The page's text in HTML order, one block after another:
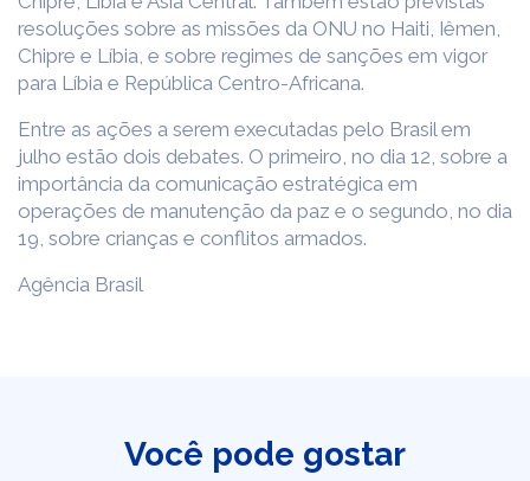
resoluções sobre as missões da ONU no Haiti, Iêmen,
Chipre e Líbia, e sobre regimes de sanções em vigor
para Líbia e República Centro-Africana.
Entre as ações a serem executadas pelo Brasil em
julho estão dois debates. O primeiro, no dia 12, sobre a
importância da comunicação estratégica em
operações de manutenção da paz e o segundo, no dia
19, sobre crianças e conflitos armados.
Agência Brasil
Você pode gostar